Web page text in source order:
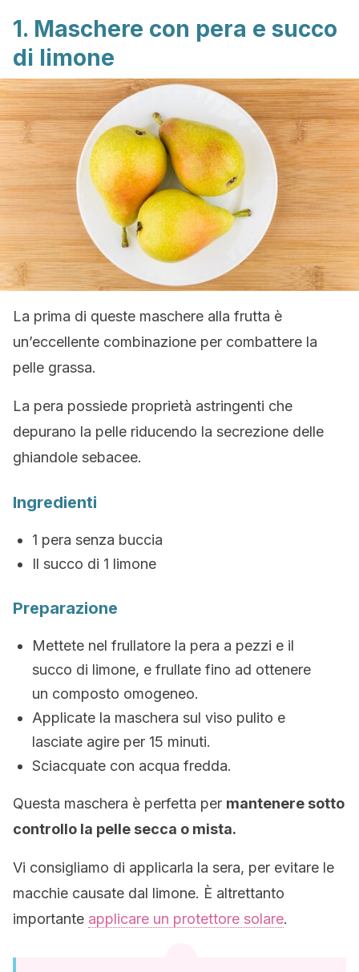
1. Maschere con pera e succo
di limone
La prima di queste maschere alla frutta è
un’eccellente combinazione per combattere la
pelle grassa.
La pera possiede proprietà astringenti che
depurano la pelle riducendo la secrezione delle
ghiandole sebacee.
Ingredienti
1 pera senza buccia
Il succo di 1 limone
Preparazione
Mettete nel frullatore la pera a pezzi e il
succo di limone, e frullate fino ad ottenere
un composto omogeneo.
Applicate la maschera sul viso pulito e
lasciate agire per 15 minuti.
Sciacquate con acqua fredda.
Questa maschera è perfetta per mantenere sotto
controllo la pelle secca o mista.
Vi consigliamo di applicarla la sera, per evitare le
macchie causate dal limone. È altrettanto
importante applicare un protettore solare.